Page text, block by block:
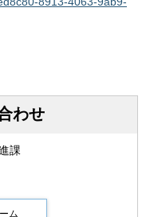
わせ
課